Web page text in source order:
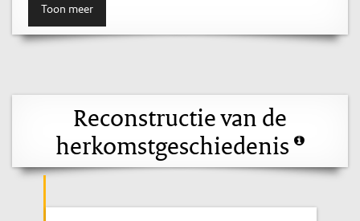
Toon meer
Reconstructie van de
herkomstgeschiedenis